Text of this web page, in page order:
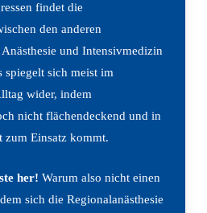
findet die
den anderen
und Intensivmedizin
spiegelt sich meist im
wider, indem
nicht flächendeckend und in
zum Einsatz kommt.
her! Warum also nicht einen
sich die Regionalanästhesie